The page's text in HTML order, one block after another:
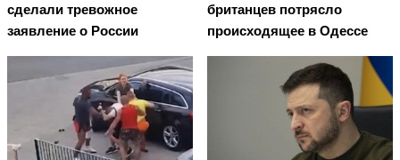
сделали тревожное
заявление о России
британцев потрясло
происходящее в Одессе